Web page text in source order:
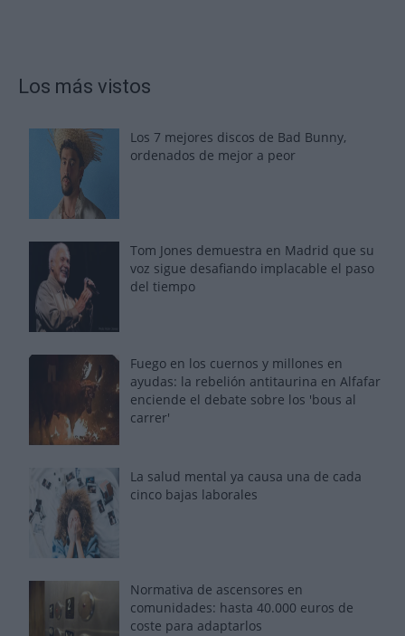
Los más vistos
Los 7 mejores discos de Bad Bunny,
ordenados de mejor a peor
Tom Jones demuestra en Madrid que su
voz sigue desafiando implacable el paso
del tiempo
Fuego en los cuernos y millones en
ayudas: la rebelión antitaurina en Alfafar
enciende el debate sobre los 'bous al
carrer'
La salud mental ya causa una de cada
cinco bajas laborales
Normativa de ascensores en
comunidades: hasta 40.000 euros de
coste para adaptarlos